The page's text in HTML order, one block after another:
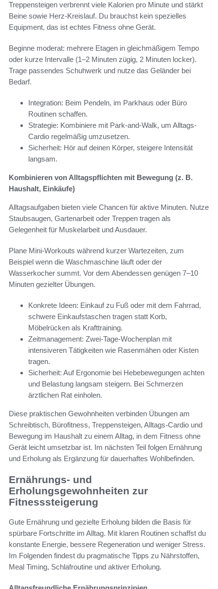
Treppensteigen verbrennt viele Kalorien pro Minute und stärkt
Beine sowie Herz-Kreislauf. Du brauchst kein spezielles
Equipment, das ist echtes Fitness ohne Gerät.
Beginne moderat: mehrere Etagen in gleichmäßigem Tempo
oder kurze Intervalle (1–2 Minuten zügig, 2 Minuten locker).
Trage passendes Schuhwerk und nutze das Geländer bei
Bedarf.
Integration: Beim Pendeln, im Parkhaus oder Büro
Routinen schaffen.
Strategie: Kombiniere mit Park-and-Walk, um Alltags-
Cardio regelmäßig umzusetzen.
Sicherheit: Hör auf deinen Körper, steigere Intensität
langsam.
Kombinieren von Alltagspflichten mit Bewegung (z. B.
Haushalt, Einkäufe)
Alltagsaufgaben bieten viele Chancen für aktive Minuten. Nutze
Staubsaugen, Gartenarbeit oder Treppen tragen als
Gelegenheit für Muskelarbeit und Ausdauer.
Plane Mini-Workouts während kurzer Wartezeiten, zum
Beispiel wenn die Waschmaschine läuft oder der
Wasserkocher summt. Vor dem Abendessen genügen 7–10
Minuten gezielter Übungen.
Konkrete Ideen: Einkauf zu Fuß oder mit dem Fahrrad,
schwere Einkaufstaschen tragen statt Korb,
Möbelrücken als Krafttraining.
Zeitmanagement: Zwei-Tage-Wochenplan mit
intensiveren Tätigkeiten wie Rasenmähen oder Kisten
tragen.
Sicherheit: Auf Ergonomie bei Hebebewegungen achten
und Belastung langsam steigern. Bei Schmerzen
ärztlichen Rat einholen.
Diese praktischen Gewohnheiten verbinden Übungen am
Schreibtisch, Bürofitness, Treppensteigen, Alltags-Cardio und
Bewegung im Haushalt zu einem Alltag, in dem Fitness ohne
Gerät leicht umsetzbar ist. Im nächsten Teil folgen Ernährung
und Erholung als Ergänzung für dauerhaftes Wohlbefinden.
Ernährungs- und
Erholungsgewohnheiten zur
Fitnesssteigerung
Gute Ernährung und gezielte Erholung bilden die Basis für
spürbare Fortschritte im Alltag. Mit klaren Routinen schaffst du
konstante Energie, bessere Regeneration und weniger Stress.
Im Folgenden findest du pragmatische Tipps zu Nährstoffen,
Meal Timing, Schlafroutine und aktiver Erholung.